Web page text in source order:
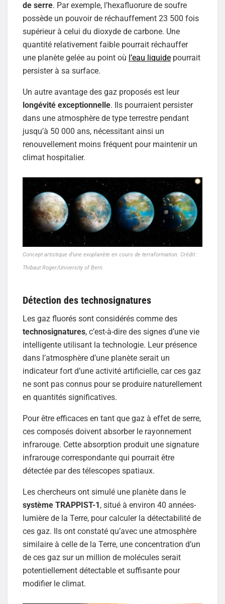
de serre. Par exemple, l’hexafluorure de soufre
possède un pouvoir de réchauffement 23 500 fois
supérieur à celui du dioxyde de carbone. Une
quantité relativement faible pourrait réchauffer
une planète gelée au point où l’eau liquide pourrait
persister à sa surface.
Un autre avantage des gaz proposés est leur
longévité exceptionnelle. Ils pourraient persister
dans une atmosphère de type terrestre pendant
jusqu’à 50 000 ans, nécessitant ainsi un
renouvellement moins fréquent pour maintenir un
climat hospitalier.
Concept artistique d’une exoplanète en cours de terraformation. Crédit :
Thibaut Roger/University of Bern
Détection des technosignatures
Les gaz fluorés sont considérés comme des
technosignatures, c’est-à-dire des signes d’une vie
intelligente utilisant la technologie. Leur présence
dans l’atmosphère d’une planète serait un
indicateur fort d’une activité artificielle, car ces gaz
ne sont pas connus pour se produire naturellement
en quantités significatives.
Pour être efficaces en tant que gaz à effet de serre,
ces composés doivent absorber le rayonnement
infrarouge. Cette absorption produit une signature
infrarouge correspondante qui pourrait être
détectée par des télescopes spatiaux.
Les chercheurs ont simulé une planète dans le
système TRAPPIST-1, situé à environ 40 années-
lumière de la Terre, pour calculer la détectabilité de
ces gaz. Ils ont constaté qu’avec une atmosphère
similaire à celle de la Terre, une concentration d’un
de ces gaz sur un million de molécules serait
potentiellement détectable et suffisante pour
modifier le climat.